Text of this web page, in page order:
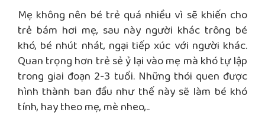
Mẹ không nên bé trẻ quá nhiều vì sẽ khiến cho
trẻ bám hơi mẹ, sau này người khác trông bé
khó, bé nhút nhát, ngại tiếp xúc với người khác.
Quan trọng hơn trẻ sẻ ỷ lại vào mẹ mà khó tự lập
trong giai đoạn 2-3 tuổi. Những thói quen được
hình thành ban đầu như thế này sẽ làm bé khó
tính, hay theo mẹ, mè nheo,..